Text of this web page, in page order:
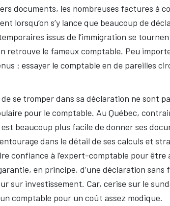
documents, les nombreuses factures à
lorsqu’on s’y lance que beaucoup de
issus de l’immigration se
retrouve le fameux comptable. Peu importe
: essayer le comptable en de pareilles
se tromper dans sa déclaration ne sont
pour le comptable. Au Québec,
beaucoup plus facile de donner ses
dans le détail de ses calculs et
confiance à l’expert-comptable pour être
en principe, d’une déclaration
sur investissement. Car, cerise sur le
comptable pour un coût assez modique.